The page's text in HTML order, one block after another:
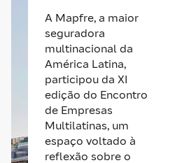
A Mapfre, a maior
seguradora
multinacional da
América Latina,
participou da XI
edição do Encontro
de Empresas
Multilatinas, um
espaço voltado à
reflexão sobre o